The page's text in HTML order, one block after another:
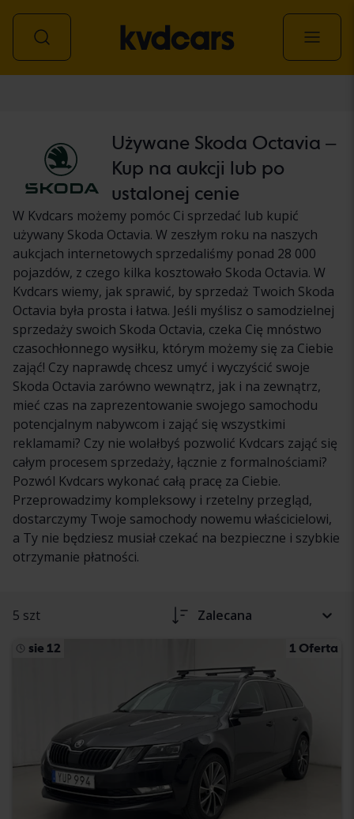
Używane Skoda Octavia –
Kup na aukcji lub po
ustalonej cenie
W Kvdcars możemy pomóc Ci sprzedać lub kupić
używany Skoda Octavia. W zeszłym roku na naszych
aukcjach internetowych sprzedaliśmy ponad 28 000
pojazdów, z czego kilka kosztowało Skoda Octavia. W
Kvdcars wiemy, jak sprawić, by sprzedaż Twoich Skoda
Octavia była prosta i łatwa. Jeśli myślisz o samodzielnej
sprzedaży swoich Skoda Octavia, czeka Cię mnóstwo
czasochłonnego wysiłku, którym możemy się za Ciebie
zająć! Czy naprawdę chcesz umyć i wyczyścić swoje
Skoda Octavia zarówno wewnątrz, jak i na zewnątrz,
mieć czas na zaprezentowanie swojego samochodu
potencjalnym nabywcom i zająć się wszystkimi
reklamami? Czy nie wolałbyś pozwolić Kvdcars zająć się
całym procesem sprzedaży, łącznie z formalnościami?
Pozwól Kvdcars wykonać całą pracę za Ciebie.
Przeprowadzimy kompleksowy i rzetelny przegląd,
dostarczymy Twoje samochody nowemu właścicielowi,
a Ty nie będziesz musiał czekać na bezpieczne i szybkie
otrzymanie płatności.
5 szt Zalecana
sie 12 1 Oferta